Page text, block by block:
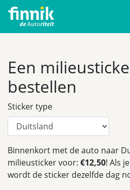
Een
bestellen
Sticker type
Binnenkort met de auto naar
milieusticker voor: €12,50! Als
wordt de sticker dezelfde dag